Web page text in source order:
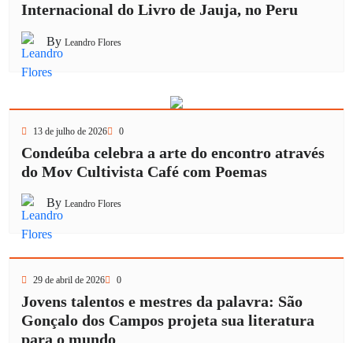
Internacional do Livro de Jauja, no Peru
By Leandro Flores
13 de julho de 2026 0
Condeúba celebra a arte do encontro através
do Mov Cultivista Café com Poemas
By Leandro Flores
29 de abril de 2026 0
Jovens talentos e mestres da palavra: São
Gonçalo dos Campos projeta sua literatura
para o mundo